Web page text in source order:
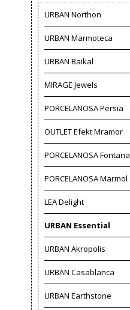
URBAN Northon
URBAN Marmoteca
URBAN Baikal
MIRAGE Jewels
PORCELANOSA Persia
OUTLET Efekt Mramor
PORCELANOSA Fontana
PORCELANOSA Marmol
LEA Delight
URBAN Essential
URBAN Akropolis
URBAN Casablanca
URBAN Earthstone